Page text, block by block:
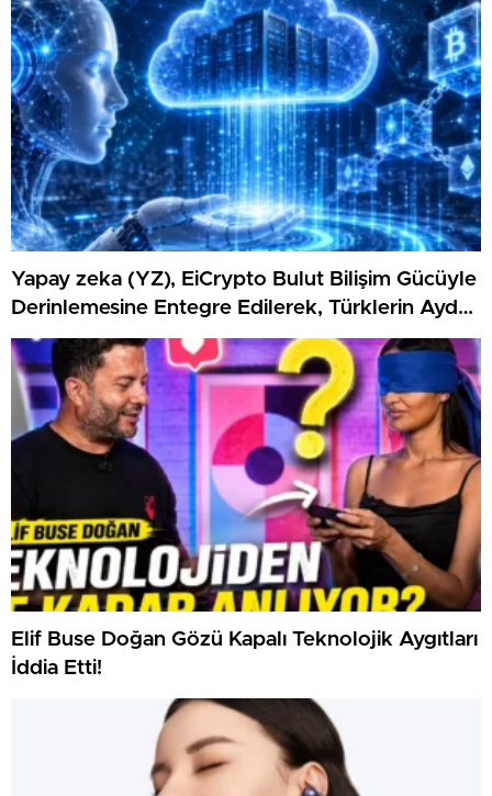
Yapay zeka (YZ), EiCrypto Bulut Bilişim Gücüyle
Derinlemesine Entegre Edilerek, Türklerin Ayda
12.120 Dolar Pasif Gelir Elde Etmelerine
Kolaylıkla Yardımcı Oluyor
Elif Buse Doğan Gözü Kapalı Teknolojik Aygıtları
İddia Etti!